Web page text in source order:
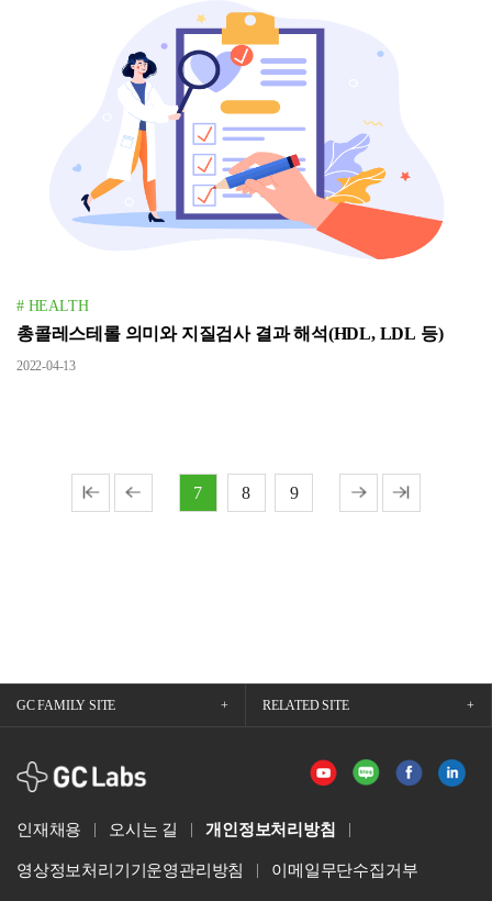
# HEALTH
총콜레스테롤 의미와 지질검사 결과 해석(HDL, LDL 등)
2022-04-13
7 8 9
GC FAMILY SITE RELATED SITE
GCLabs
인재채용 오시는 길 개인정보처리방침
영상정보처리기기운영관리방침 이메일무단수집거부